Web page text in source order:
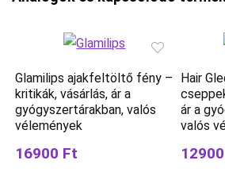
Glamilips ajakfeltöltő fény –
kritikák, vásárlás, ár a
gyógyszertárakban, valós
vélemények
16900 Ft
Hair
ár a
valós